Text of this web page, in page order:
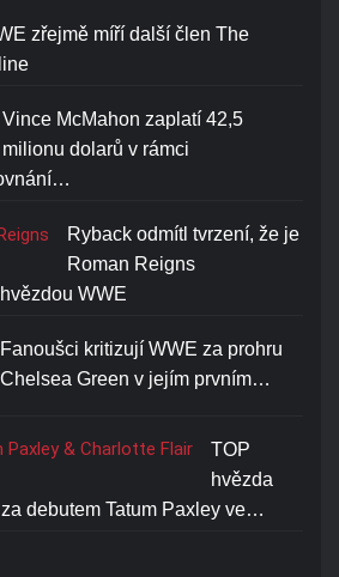
zřejmě míří další člen The
Vince McMahon zaplatí 42,5
milionu dolarů v rámci
Ryback odmítl tvrzení, že je
Roman Reigns
WWE
Fanoušci kritizují WWE za prohru
Chelsea Green v jejím prvním…
TOP
hvězda
debutem Tatum Paxley ve…